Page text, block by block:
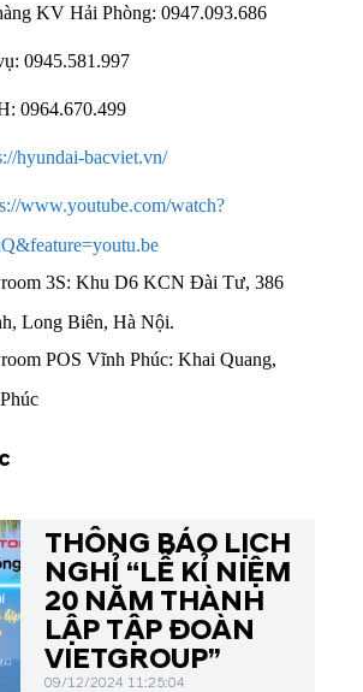
KV Hải Phòng: 0947.093.686
0945.581.997
0964.670.499
hyundai-bacviet.vn/
www.youtube.com/watch?
3S: Khu D6 KCN Đài Tư, 386
Long Biên, Hà Nội.
POS Vĩnh Phúc: Khai Quang,
THÔNG BÁO LỊCH
NGHỈ “LỄ KỈ NIỆM
20 NĂM THÀNH
LẬP TẬP ĐOÀN
VIETGROUP”
09/12/2024 11:25:04